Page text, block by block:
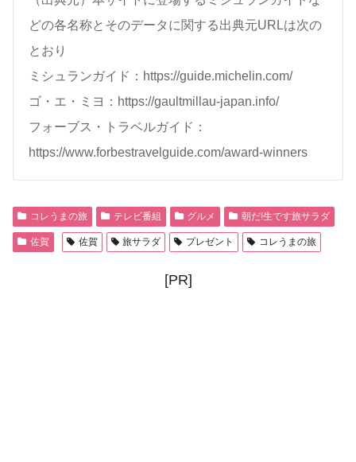
どの各名称とそのデータに関する出典元URLは次の
とおり
ミシュランガイド：https://guide.michelin.com/
ゴ・エ・ミヨ：https://gaultmillau-japan.info/
フォーブス・トラベルガイド：
https://www.forbestravelguide.com/award-winners
コレうまの旅 テレビ番組 グルメ 朝だ!生です旅サラダ
佐賀 佐賀 旅サラダ プレゼント コレうまの旅
[PR]